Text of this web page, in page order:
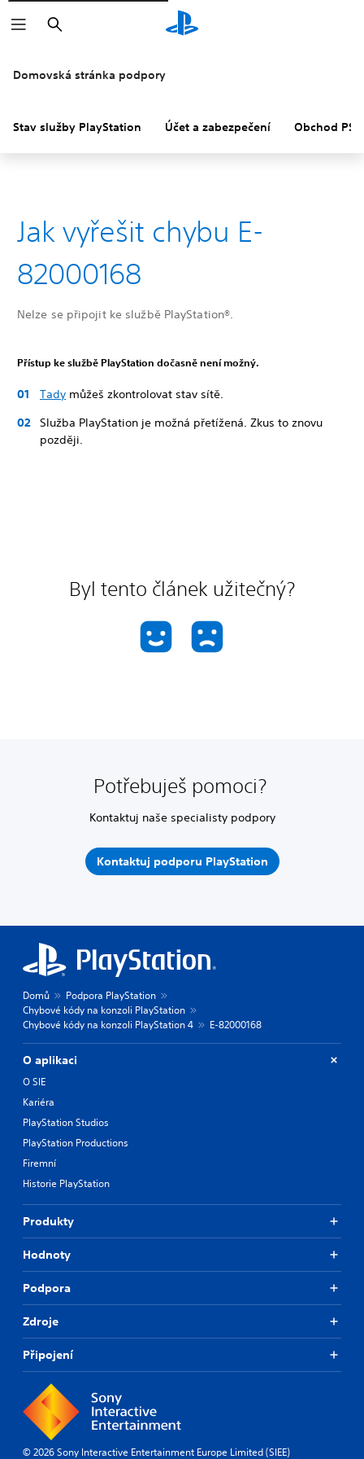
Vyhledat
Domovská stránka podpory
Stav služby PlayStation Účet a zabezpečení Obchod PS
Jak vyřešit chybu E-
82000168
Nelze se připojit ke službě PlayStation®.
Přístup ke službě PlayStation dočasně není možný.
Tady můžeš zkontrolovat stav sítě.
Služba PlayStation je možná přetížená. Zkus to znovu
později.
Byl tento článek užitečný?
Potřebuješ pomoci?
Kontaktuj naše specialisty podpory
Kontaktuj podporu PlayStation
Domů
Podpora PlayStation
Chybové kódy na konzoli PlayStation
Chybové kódy na konzoli PlayStation 4
E-82000168
O aplikaci
O SIE
Kariéra
PlayStation Studios
PlayStation Productions
Firemní
Historie PlayStation
Produkty
Hodnoty
Podpora
Zdroje
Připojení
© 2026 Sony Interactive Entertainment Europe Limited (SIEE)